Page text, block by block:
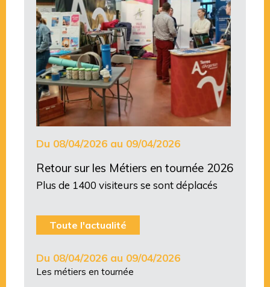
Du 08/04/2026 au 09/04/2026
Retour sur les Métiers en tournée 2026
Plus de 1400 visiteurs se sont déplacés
Toute l'actualité
Du 08/04/2026 au 09/04/2026
Les métiers en tournée